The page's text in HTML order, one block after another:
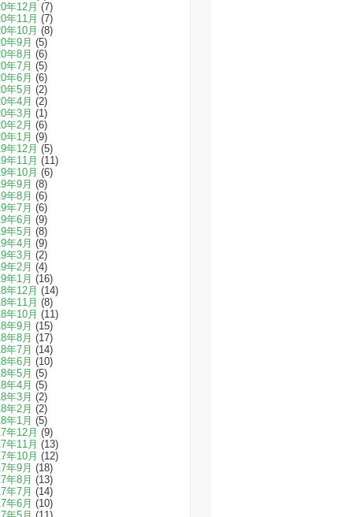
年12月 (7)
年11月 (7)
年10月 (8)
年9月 (5)
年8月 (6)
年7月 (5)
年6月 (6)
年5月 (2)
年4月 (2)
年3月 (1)
年2月 (6)
年1月 (9)
年12月 (5)
年11月 (11)
年10月 (6)
年9月 (8)
年8月 (6)
年7月 (6)
年6月 (9)
年5月 (8)
年4月 (9)
年3月 (2)
年2月 (4)
年1月 (16)
年12月 (14)
年11月 (8)
年10月 (11)
年9月 (15)
年8月 (17)
年7月 (14)
年6月 (10)
年5月 (5)
年4月 (5)
年3月 (2)
年2月 (2)
年1月 (5)
年12月 (9)
年11月 (13)
年10月 (12)
年9月 (18)
年8月 (13)
年7月 (14)
年6月 (10)